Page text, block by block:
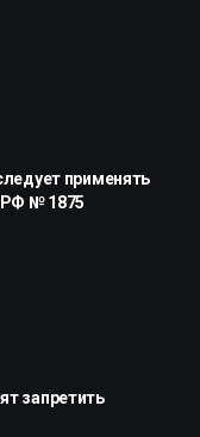
применять
РФ № 1875
запретить